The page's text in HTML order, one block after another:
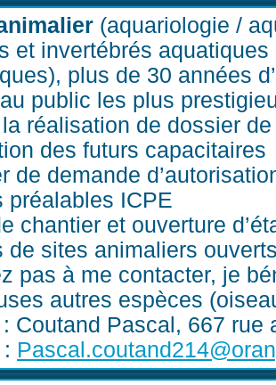
(aquariologie /
et invertébrés
plus de 30 années
public les plus
réalisation de dossier
des futurs capacitaires
de demande
préalables ICPE
chantier et ouverture
de sites animaliers
pas à me contacter, je
autres espèces
Coutand Pascal, 667